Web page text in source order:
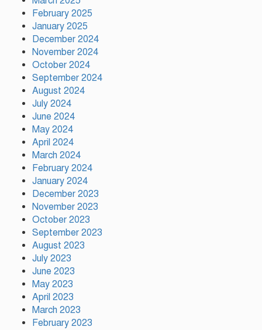
টঙ্গীতে কভার ভ্যানের ধাক্কায় তামীরুল
মিল্লাত কামিল মাদ্রাসার নবম শ্রেণির
February 2025
January 2025
December 2024
November 2024
October 2024
September 2024
August 2024
July 2024
June 2024
May 2024
April 2024
March 2024
February 2024
January 2024
December 2023
November 2023
October 2023
September 2023
August 2023
July 2023
June 2023
May 2023
April 2023
March 2023
February 2023